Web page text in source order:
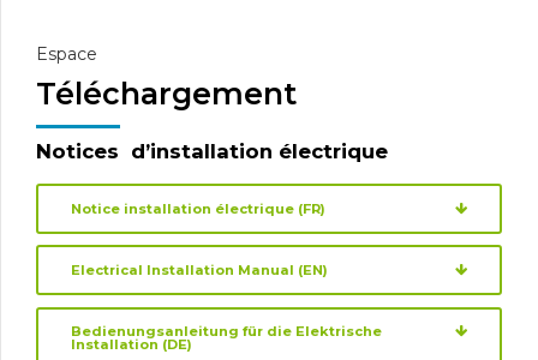
Espace
Téléchargement
Notices d’installation électrique
Notice installation électrique (FR)
Electrical Installation Manual (EN)
Bedienungsanleitung für die Elektrische
Installation (DE)